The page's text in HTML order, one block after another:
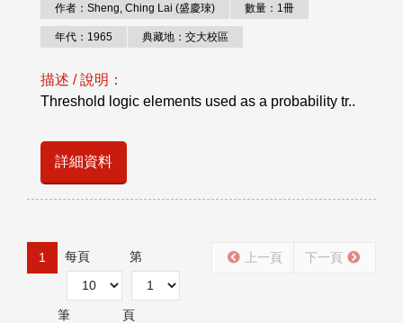
作者：Sheng, Ching Lai (盛慶琜) 數量：1冊
年代：1965 典藏地：交大校區
描述 / 說明：
Threshold logic elements used as a probability tr..
詳細資料
1 每頁
筆
第
頁
上一頁 下一頁